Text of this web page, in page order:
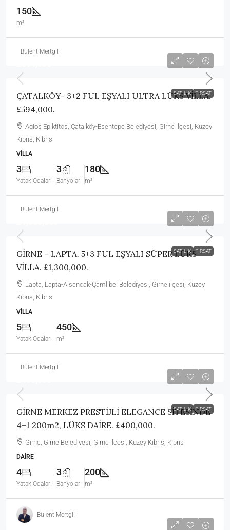
150
m²
Bülent Mertgil
SATILIK FIRSAT
ÇATALKÖY- 3+2 FUL EŞYALI ULTRA LÜKS VİLLA.
£594,000.
Agios Epiktitos, Çatalköy-Esentepe Belediyesi, Girne ilçesi, Kuzey
Kıbrıs, Kıbrıs
VILLA
3
Yatak Odaları
3
Banyolar
180
m²
Bülent Mertgil
SATILIK FIRSAT
GİRNE – LAPTA. 5+3 FUL EŞYALI SÜPER LÜKS
VİLLA. £1,300,000.
Lapta, Lapta-Alsancak-Çamlıbel Belediyesi, Girne ilçesi, Kuzey
Kıbrıs, Kıbrıs
VILLA
5
Yatak Odaları
450
m²
Bülent Mertgil
SATILIK FIRSAT
GİRNE MERKEZ PRESTİJLİ ELEGANCE SİTESİNDE
4+1 200m2, LÜKS DAİRE. £400,000.
Girne, Girne Belediyesi, Girne ilçesi, Kuzey Kıbrıs, Kıbrıs
DAIRE
4
Yatak Odaları
3
Banyolar
200
m²
Bülent Mertgil